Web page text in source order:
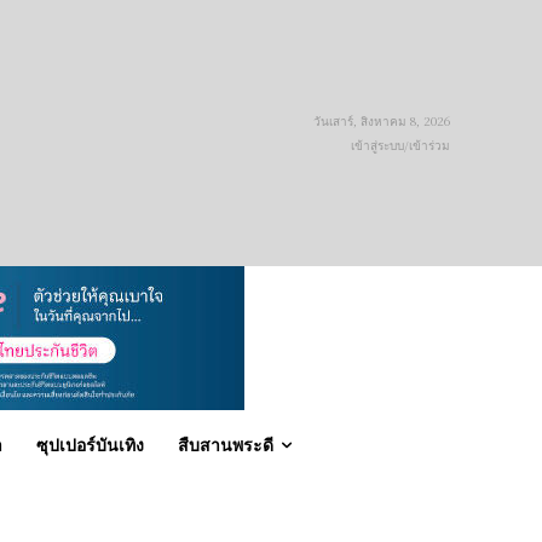
วันเสาร์, สิงหาคม 8, 2026
เข้าสู่ระบบ/เข้าร่วม
ซุปเปอร์บันเทิง สืบสานพระดี